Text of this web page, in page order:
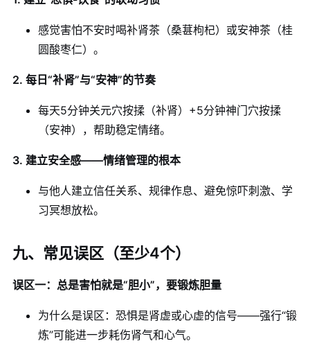
感觉害怕不安时喝补肾茶（桑葚枸杞）或安神茶（桂
圆酸枣仁）。
2. 每日“补肾”与“安神”的节奏
每天5分钟关元穴按揉（补肾）+5分钟神门穴按揉
（安神），帮助稳定情绪。
3. 建立安全感——情绪管理的根本
与他人建立信任关系、规律作息、避免惊吓刺激、学
习冥想放松。
九、常见误区（至少4个）
误区一：总是害怕就是“胆小”，要锻炼胆量
为什么是误区：恐惧是肾虚或心虚的信号——强行“锻
炼”可能进一步耗伤肾气和心气。